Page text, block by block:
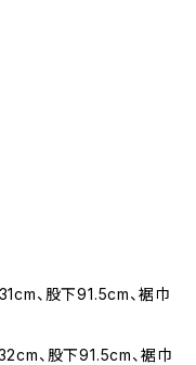
、股下91.5cm、裾巾
、股下91.5cm、裾巾